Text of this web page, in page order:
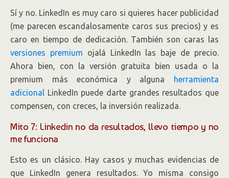
Sí y no. LinkedIn es muy caro si quieres hacer publicidad
(me parecen escandalosamente caros sus precios) y es
caro en tiempo de dedicación. También son caras las
versiones premium ojalá LinkedIn las baje de precio.
Ahora bien, con la versión gratuita bien usada o la
premium más económica y alguna
herramienta
adicional LinkedIn puede darte grandes resultados que
compensen, con creces, la inversión realizada.
Mito 7: Linkedin no da resultados, llevo tiempo y no
me funciona
Esto es un clásico. Hay casos y muchas evidencias de
que LinkedIn genera resultados. Yo misma consigo